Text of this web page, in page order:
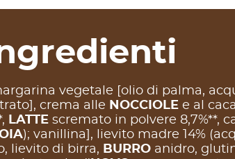
vegetale [olio di palma,
crema alle NOCCIOLE e al
LATTE scremato in polvere 8,7%**,
); vanillina], lievito madre 14%
lievito di birra, BURROanidro,